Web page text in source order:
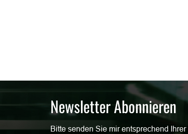
Newsletter Abonnieren
Bitte senden Sie mir entsprechend Ihrer